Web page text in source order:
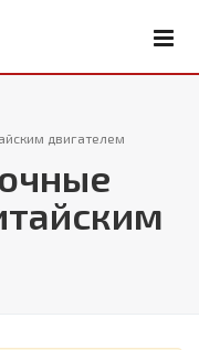
двигателем